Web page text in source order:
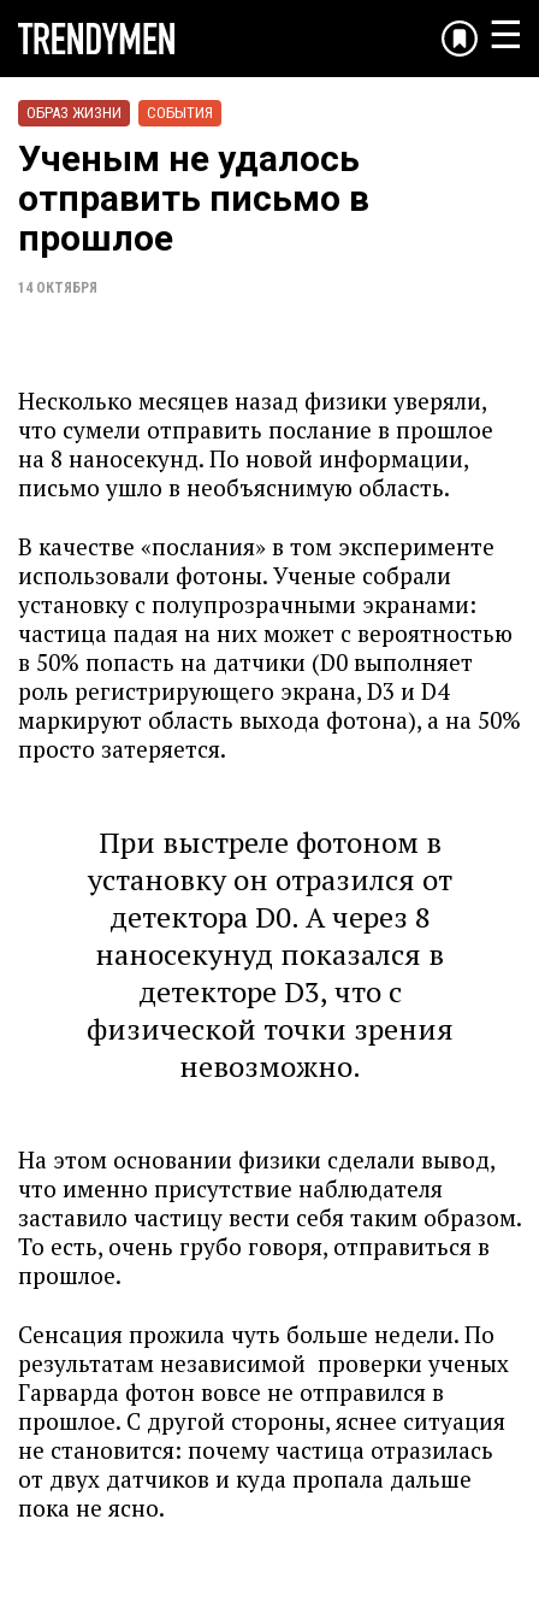
☰
ОБРАЗ ЖИЗНИ СОБЫТИЯ
Ученым не удалось
отправить письмо в
прошлое
14 ОКТЯБРЯ
Несколько месяцев назад физики уверяли,
что сумели отправить послание в прошлое
на 8 наносекунд. По новой информации,
письмо ушло в необъяснимую область.
В качестве «послания» в том эксперименте
использовали фотоны. Ученые собрали
установку с полупрозрачными экранами:
частица падая на них может с вероятностью
в 50% попасть на датчики (D0 выполняет
роль регистрирующего экрана, D3 и D4
маркируют область выхода фотона), а на 50%
просто затеряется.
При выстреле фотоном в
установку он отразился от
детектора D0. А через 8
наносекунуд показался в
детекторе D3, что с
физической точки зрения
невозможно.
На этом основании физики сделали вывод,
что именно присутствие наблюдателя
заставило частицу вести себя таким образом.
То есть, очень грубо говоря, отправиться в
прошлое.
Сенсация прожила чуть больше недели. По
результатам независимой проверки ученых
Гарварда фотон вовсе не отправился в
прошлое. С другой стороны, яснее ситуация
не становится: почему частица отразилась
от двух датчиков и куда пропала дальше
пока не ясно.